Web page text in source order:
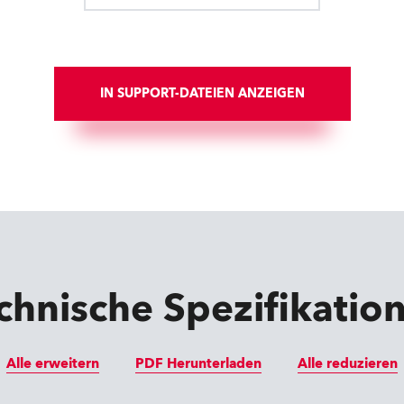
IN SUPPORT-DATEIEN ANZEIGEN
Alle erweitern PDF Herunterladen Alle reduzieren